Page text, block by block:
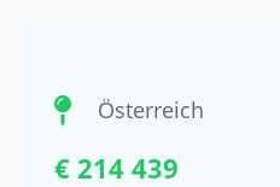
Österreich
€ 214 439